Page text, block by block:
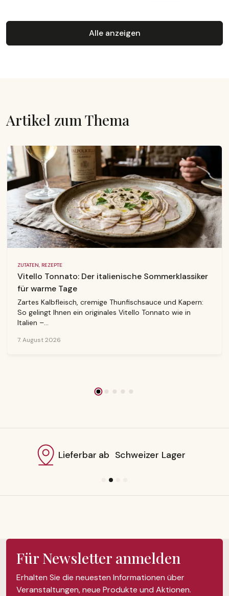
Alle anzeigen
Artikel zum Thema
ZUTATEN, REZEPTE
Vitello Tonnato: Der italienische Sommerklassiker
für warme Tage
Zartes Kalbfleisch, cremige Thunfischsauce und Kapern:
So gelingt Ihnen ein originales Vitello Tonnato wie in
Italien –...
7. August 2026
Lieferbar ab Schweizer Lager
Für Newsletter anmelden
Erhalten Sie die neuesten Informationen über
Veranstaltungen, neue Produkte und Aktionen.